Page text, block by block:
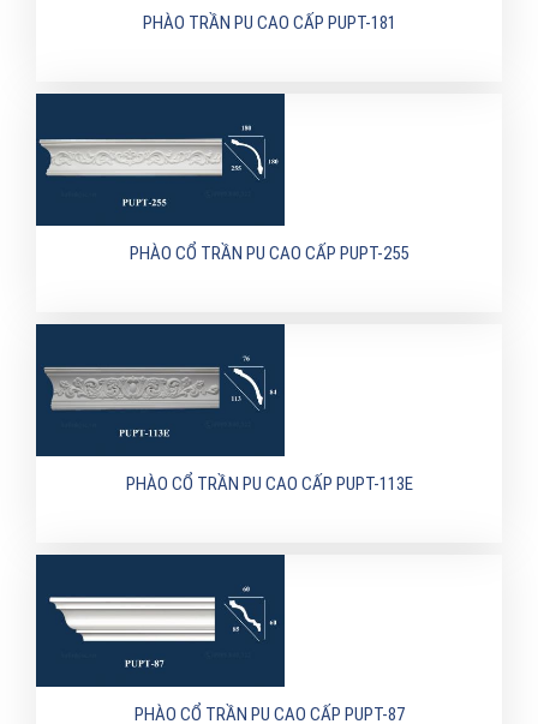
PHÀO TRẦN PU CAO CẤP PUPT-181
PHÀO CỔ TRẦN PU CAO CẤP PUPT-255
PHÀO CỔ TRẦN PU CAO CẤP PUPT-113E
PHÀO CỔ TRẦN PU CAO CẤP PUPT-87